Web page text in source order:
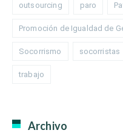
outsourcing paro
Promoción de Igualdad de
Socorrismo socorristas
trabajo
Archivo